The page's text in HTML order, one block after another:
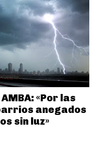
«Por las
anegados
sin luz»